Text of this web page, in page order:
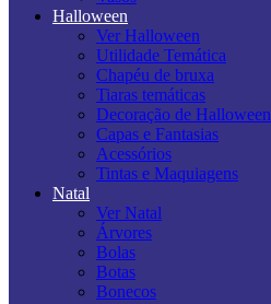
Halloween
Ver Halloween
Utilidade Temática
Chapéu de bruxa
Tiaras temáticas
Decoração de Halloween
Capas e Fantasias
Acessórios
Tintas e Maquiagens
Natal
Ver Natal
Árvores
Bolas
Botas
Bonecos